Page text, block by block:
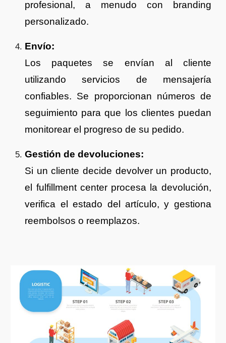
profesional, a menudo con branding
personalizado.
Envío:
Los paquetes se envían al cliente
utilizando servicios de mensajería
confiables. Se proporcionan números de
seguimiento para que los clientes puedan
monitorear el progreso de su pedido.
Gestión de devoluciones:
Si un cliente decide devolver un producto,
el fulfillment center procesa la devolución,
verifica el estado del artículo, y gestiona
reembolsos o reemplazos.